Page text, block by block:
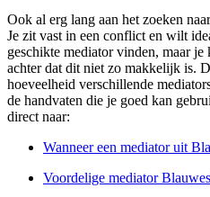
Ook al erg lang aan het zoeken
Je zit vast in een conflict en wilt
geschikte mediator vinden, maar
achter dat dit niet zo makkelijk is.
hoeveelheid verschillende
de handvaten die je goed kan
direct naar:
Wanneer een mediator uit
Voordelige mediator